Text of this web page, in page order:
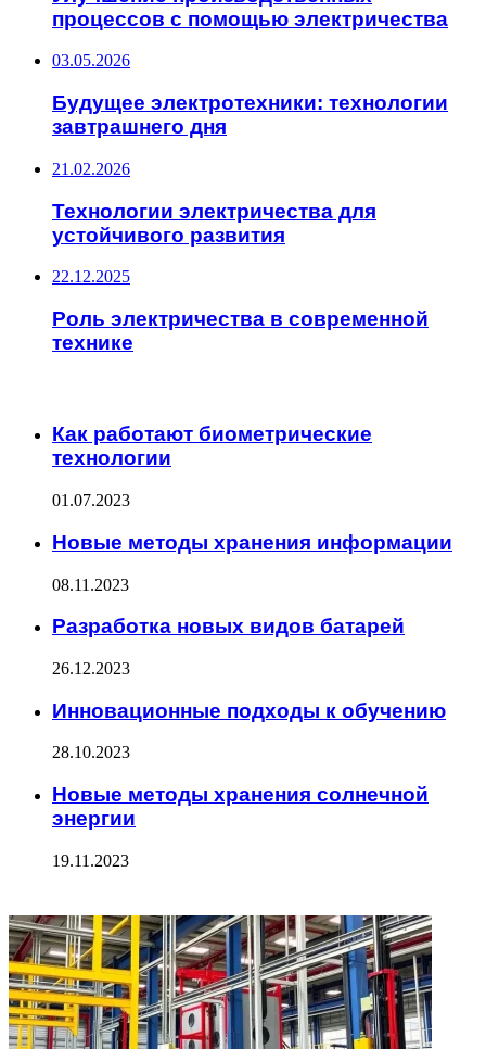
процессов с помощью электричества
03.05.2026
Будущее электротехники: технологии
завтрашнего дня
21.02.2026
Технологии электричества для
устойчивого развития
22.12.2025
Роль электричества в современной
технике
Как работают биометрические
технологии
01.07.2023
Новые методы хранения информации
08.11.2023
Разработка новых видов батарей
26.12.2023
Инновационные подходы к обучению
28.10.2023
Новые методы хранения солнечной
энергии
19.11.2023